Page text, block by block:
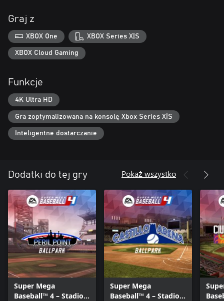
rozgrywkę wieloosobową o dobór rywali na sprzętach różnych
generacji w trybie Pennant Race i w ligach Online, dzięki czemu
możesz zmierzyć się ze znajomymi na znacznie większej liczbie
platform.
*Postępy w grze mogą nie zostać przeniesione między
Zastosowanie mają warunki i ograniczenia. Szczegółowe
informacje dostępne są pod adresem ea.com/pl-pl/legal.
Graj z
XBOX One XBOX Series X|S
XBOX Cloud Gaming
Funkcje
4K Ultra HD
Gra zoptymalizowana na konsolę Xbox Series X|S
Inteligentne dostarczanie
Dodatki do tej gry Pokaż wszystko
Super Mega
Baseball™ 4 – Stadion
Super Mega
Baseball™ 4 – Stadion